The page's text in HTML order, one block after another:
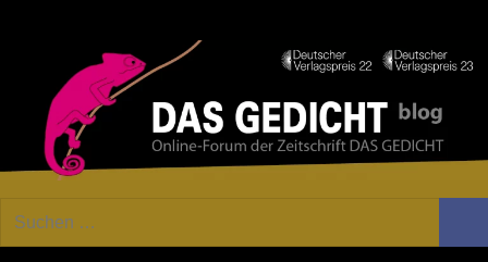
GEDICHT
Forum
von
Suchen